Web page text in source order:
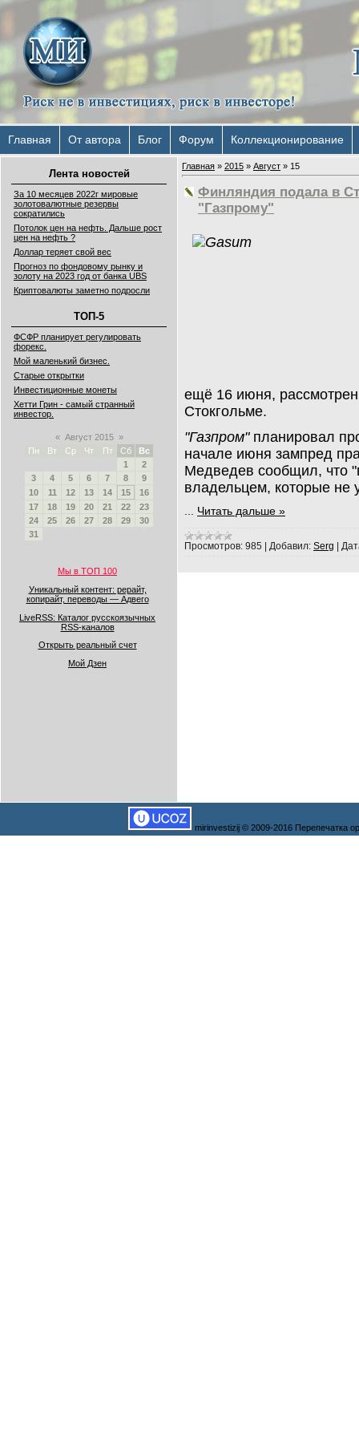
Главная От автора Блог Форум Коллекционирование
Лента новостей
За 10 месяцев 2022г мировые
золотовалютные резервы
сократились
Потолок цен на нефть. Дальше рост
цен на нефть ?
Доллар теряет свой вес
Прогноз по фондовому рынку и
золоту на 2023 год от банка UBS
Криптовалюты заметно подросли
ТОП-5
ФСФР планирует регулировать
форекс.
Мой маленький бизнес.
Старые открытки
Инвестиционные монеты
Хетти Грин - самый странный
инвестор.
« Август 2015 »
Пн
Вт Ср Чт Пт Сб
Вс
1
2
3
4 5 6 7 8
9
10
11 12 13 14 15
16
17
18 19 20 21 22
23
24
25 26 27 28 29
30
31
Мы в ТОП 100
Уникальный контент: рерайт,
копирайт, переводы — Адвего
LiveRSS: Каталог русскоязычных
RSS-каналов
Открыть реальный счет
Мой Дзен
Главная » 2015 » Август » 15
Финляндия подала в
"Газпрому"
ещё 16 июня,
Стокгольме.
"Газпром"планировал
начале июня зампред
Медведев сообщил, что
владельцем, которые не
... Читать дальше »
Просмотров: 985 Добавил: Serg
mirinvestizij © 2009-2016 Перепечатка